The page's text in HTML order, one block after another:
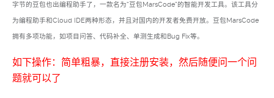
字节的豆包也出编程助手了，一款名为“豆包MarsCode”的智能开发工具。该工具分
为编程助手和Cloud IDE两种形态，并且对国内的开发者免费开放。豆包MarsCode
拥有多项功能，如项目问答、代码补全、单测生成和Bug Fix等。
如下操作：简单粗暴，直接注册安装，然后随便问一个问
题就可以了